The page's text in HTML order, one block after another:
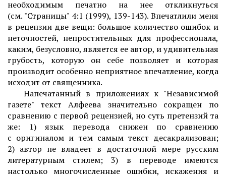
необходимым печатно на нее откликнуться
(см. "Страницы" 4:1 (1999), 139-143). Впечатлили меня
в рецензии две вещи: большое количество ошибок и
неточностей, непростительных для профессионала,
каким, безусловно, является ее автор, и удивительная
грубость, которую он себе позволяет и которая
производит особенно неприятное впечатление, когда
исходит от священника.
Напечатанный в приложениях к "Независимой
газете" текст Алфеева значительно сокращен по
сравнению с первой рецензией, но суть претензий та
же: 1) язык перевода снижен по сравнению
с оригиналом и тем самым текст десакрализован;
2) автор не владеет в достаточной мере русским
литературным стилем; 3) в переводе имеются
настолько многочисленные ошибки, искажения и